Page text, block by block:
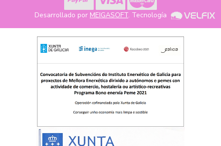
Desarrollado por MEIGASOFT. Tecnología